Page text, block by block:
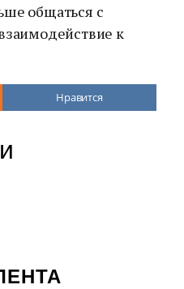
общаться с
к
Нравится